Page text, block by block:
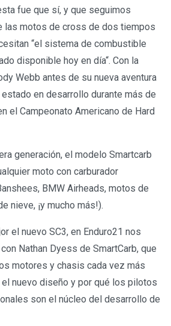
fue que sí, y que seguimos
las motos de cross de dos tiempos
“el sistema de combustible
disponible hoy en día“. Con la
Webb antes de su nueva aventura
estado en desarrollo durante más de
el Campeonato Americano de Hard
generación, el modelo Smartcarb
moto con carburador
BMW Airheads, motos de
nieve, ¡y mucho más!).
el nuevo SC3, en Enduro21 nos
Nathan Dyess de SmartCarb, que
motores y chasis cada vez más
nuevo diseño y por qué los pilotos
son el núcleo del desarrollo de